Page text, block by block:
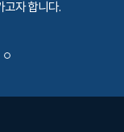
고자 합니다.